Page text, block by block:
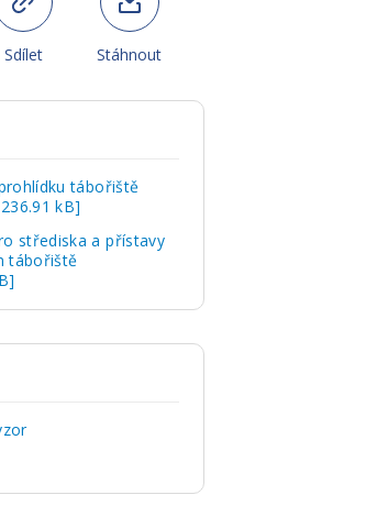
Sdílet Stáhnout
tábořiště
kB]
střediska a přístavy
tábořiště